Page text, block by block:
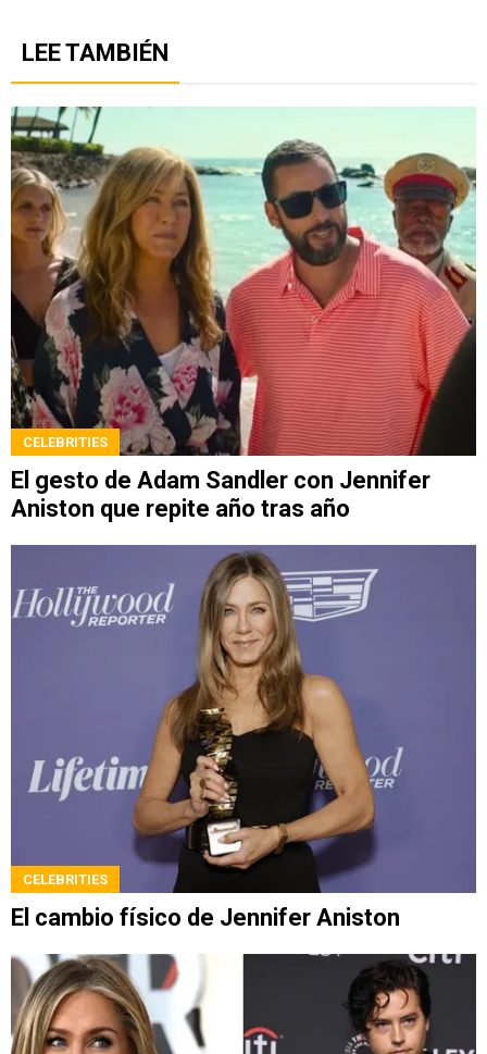
LEE TAMBIÉN
CELEBRITIES
El gesto de Adam Sandler con Jennifer
Aniston que repite año tras año
CELEBRITIES
El cambio físico de Jennifer Aniston